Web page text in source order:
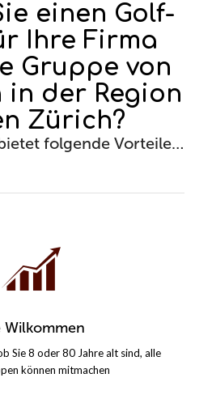
einen Golf-
Ihre Firma
Gruppe von
in der Region
Zürich?
folgende Vorteile…
Wilkommen
Sie 8 oder 80 Jahre alt sind, alle
können mitmachen